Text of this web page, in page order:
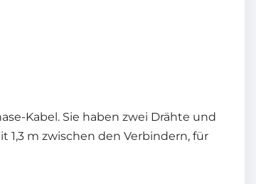
Kabel. Sie haben zwei Drähte und
m zwischen den Verbindern, für